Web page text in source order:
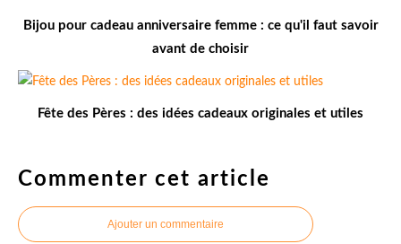
Bijou pour cadeau anniversaire femme : ce qu'il faut savoir
avant de choisir
Fête des Pères : des idées cadeaux originales et utiles
Commenter cet article
Ajouter un commentaire